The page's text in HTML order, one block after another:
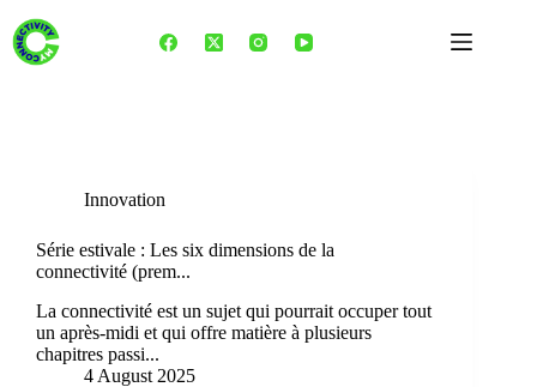
content
Innovation
Série estivale : Les six dimensions de la
connectivité (prem...
La connectivité est un sujet qui pourrait occuper tout
un après-midi et qui offre matière à plusieurs
chapitres passi...
4 August 2025